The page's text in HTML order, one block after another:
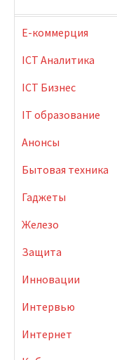
E-коммерция
ICT Аналитика
ICT Бизнес
IT образование
Анонсы
Бытовая техника
Гаджеты
Железо
Защита
Инновации
Интервью
Интернет